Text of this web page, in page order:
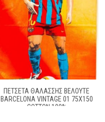
ΠΕΤΣΕΤΑ ΘΑΛΑΣΣΗΣ ΒΕΛΟΥΤΕ
BARCELONA VINTAGE 01 75X150
COTTON 100%